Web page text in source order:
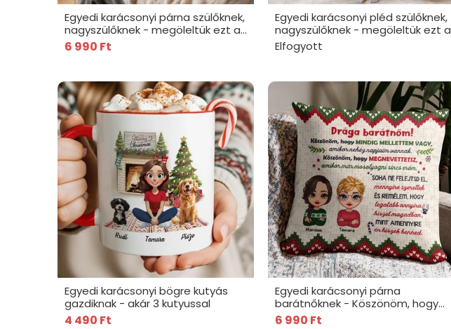
Egyedi karácsonyi párna szülőknek,
nagyszülőknek - megöleltük ezt a
párnát
6 990 Ft
Egyedi karácsonyi pléd szülőknek,
nagyszülőknek - megöleltük ezt a
plédet
Elfogyott
Egyedi karácsonyi bögre kutyás
gazdiknak - akár 3 kutyussal
4 490 Ft
Egyedi karácsonyi párna
barátnőknek - Köszönöm, hogy
mindig mellettem vagy
6 990 Ft